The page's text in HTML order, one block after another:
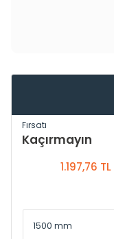
Fırsatı
Kaçırmayın
1.197,76